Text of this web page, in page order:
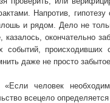
Напротив,
и рядом. Дело не
казалось, окончательно
событий,
даже не просто
человек
всецело